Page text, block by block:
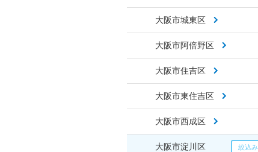
大阪市城東区
大阪市阿倍野区
大阪市住吉区
大阪市東住吉区
大阪市西成区
大阪市淀川区